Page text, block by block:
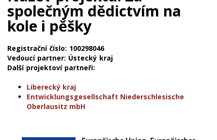
společným dědictvím na
kole i pěšky
Registrační číslo: 100298046
Vedoucí partner: Ústecký kraj
Další projektoví partneři:
Liberecký kraj
Entwicklungsgesellschaft Niederschlesische
Oberlausitz mbH